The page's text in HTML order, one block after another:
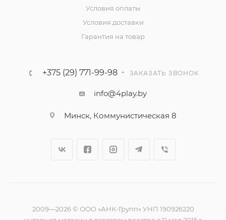
Условия оплаты
Условия доставки
Гарантия на товар
+375 (29) 771-99-98 ЗАКАЗАТЬ ЗВОНОК
info@4play.by
Минск, Коммунистическая 8
2009—2026 © ООО «АНК-Групп» УНП 190926220